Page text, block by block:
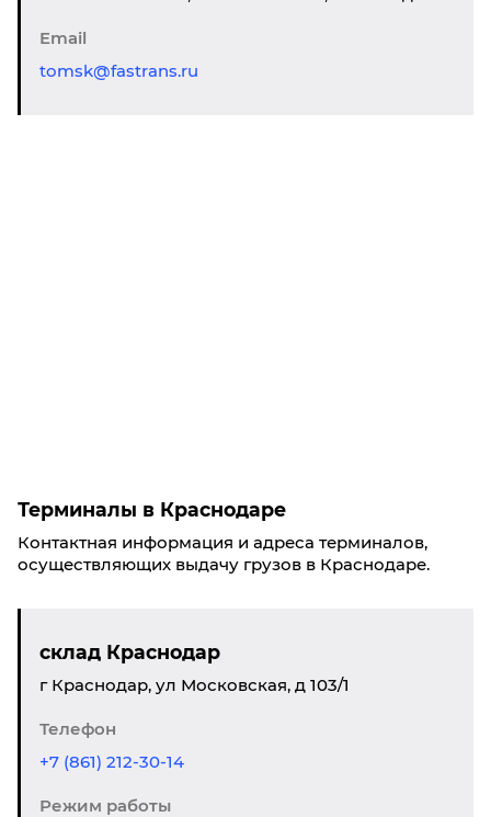
Email
tomsk@fastrans.ru
Терминалы в Краснодаре
Контактная информация и адреса терминалов,
осуществляющих выдачу грузов в Краснодаре.
склад Краснодар
г Краснодар, ул Московская, д 103/1
Телефон
+7 (861) 212-30-14
Режим работы